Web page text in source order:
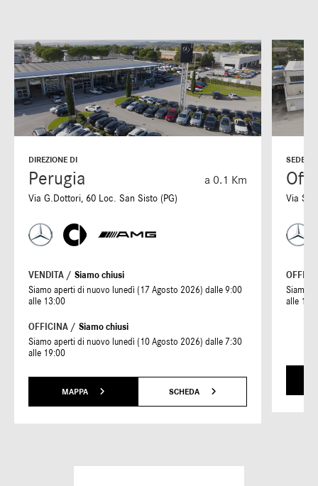
DIREZIONE DI
Perugia a 0.1 Km
Via G.Dottori, 60 Loc. San Sisto (PG)
VENDITA / Siamo chiusi
Siamo aperti di nuovo lunedì (17 Agosto 2026) dalle 9:00
alle 13:00
OFFICINA / Siamo chiusi
Siamo aperti di nuovo lunedì (10 Agosto 2026) dalle 7:30
alle 19:00
MAPPA SCHEDA
SEDE DI
Via S.
Siamo
alle